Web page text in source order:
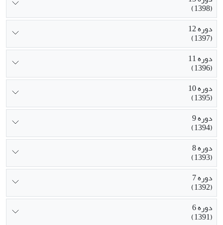
(1398)
دوره 12
(1397)
دوره 11
(1396)
دوره 10
(1395)
دوره 9
(1394)
دوره 8
(1393)
دوره 7
(1392)
دوره 6
(1391)